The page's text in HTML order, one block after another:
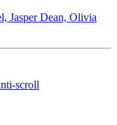
Jasper Dean, Olivia
scroll